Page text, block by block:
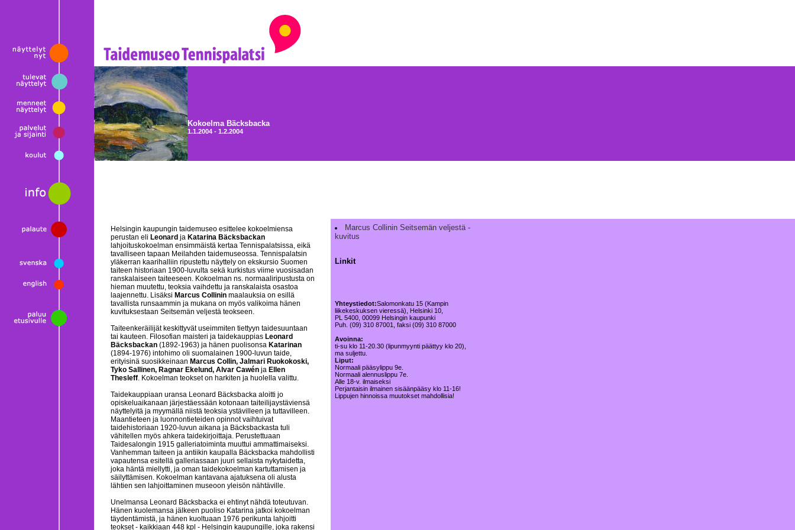
Kokoelma Bäcksbacka
1.1.2004 - 1.2.2004
Helsingin kaupungin taidemuseo esittelee kokoelmiensa
perustan eli Leonard ja Katarina Bäcksbackan
lahjoituskokoelman ensimmäistä kertaa Tennispalatsissa, eikä
tavalliseen tapaan Meilahden taidemuseossa. Tennispalatsin
yläkerran kaarihalliin ripustettu näyttely on ekskursio Suomen
taiteen historiaan 1900-luvulta sekä kurkistus viime vuosisadan
ranskalaiseen taiteeseen. Kokoelman ns. normaaliripustusta on
hieman muutettu, teoksia vaihdettu ja ranskalaista osastoa
laajennettu. Lisäksi Marcus Collininmaalauksia on esillä
tavallista runsaammin ja mukana on myös valikoima hänen
kuvituksestaan Seitsemän veljestä teokseen.
Taiteenkeräilijät keskittyvät useimmiten tiettyyn taidesuuntaan
tai kauteen. Filosofian maisteri ja taidekauppias Leonard
Bäcksbackan(1892-1963) ja hänen puolisonsa Katarinan
(1894-1976) intohimo oli suomalainen 1900-luvun taide,
erityisinä suosikkeinaan Marcus Collin, Jalmari Ruokokoski,
Tyko Sallinen, Ragnar Ekelund, Alvar Cawénja Ellen
Thesleff. Kokoelman teokset on harkiten ja huolella valittu.
Taidekauppiaan uransa Leonard Bäcksbacka aloitti jo
opiskeluaikanaan järjestäessään kotonaan taiteilijaystäviensä
näyttelyitä ja myymällä niistä teoksia ystävilleen ja tuttavilleen.
Maantieteen ja luonnontieteiden opinnot vaihtuivat
taidehistoriaan 1920-luvun aikana ja Bäcksbackasta tuli
vähitellen myös ahkera taidekirjoittaja. Perustettuaan
Taidesalongin 1915 galleriatoiminta muuttui ammattimaiseksi.
Vanhemman taiteen ja antiikin kaupalla Bäcksbacka mahdollisti
vapautensa esitellä galleriassaan juuri sellaista nykytaidetta,
joka häntä miellytti, ja oman taidekokoelman kartuttamisen ja
säilyttämisen. Kokoelman kantavana ajatuksena oli alusta
lähtien sen lahjoittaminen museoon yleisön nähtäville.
Unelmansa Leonard Bäcksbacka ei ehtinyt nähdä toteutuvan.
Hänen kuolemansa jälkeen puoliso Katarina jatkoi kokoelman
täydentämistä, ja hänen kuoltuaan 1976 perikunta lahjoitti
teokset - kaikkiaan 448 kpl - Helsingin kaupungille, joka rakensi
Marcus Collinin Seitsemän veljestä -
kuvitus
Linkit
Yhteystiedot:Salomonkatu 15 (Kampin
liikekeskuksen vieressä), Helsinki 10,
PL 5400, 00099 Helsingin kaupunki
Puh. (09) 310 87001, faksi (09) 310 87000
Avoinna:
ti-su klo 11-20.30 (lipunmyynti päättyy klo 20),
ma suljettu.
Liput:
Normaali pääsylippu 9e.
Normaali alennuslippu 7e.
Alle 18-v. ilmaiseksi
Perjantaisin ilmainen sisäänpääsy klo 11-16!
Lippujen hinnoissa muutokset mahdollisia!